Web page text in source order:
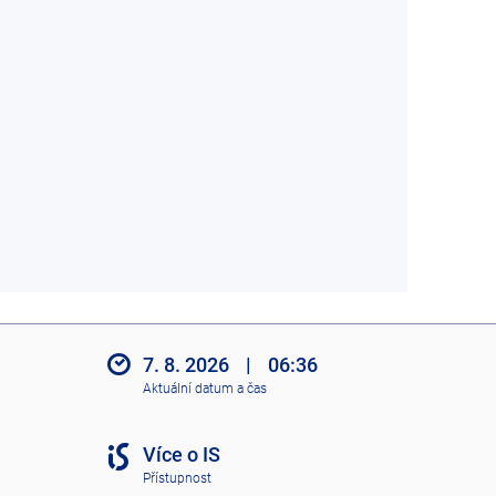
7. 8. 2026 | 06:36
Aktuální datum a čas
Více o IS
Přístupnost